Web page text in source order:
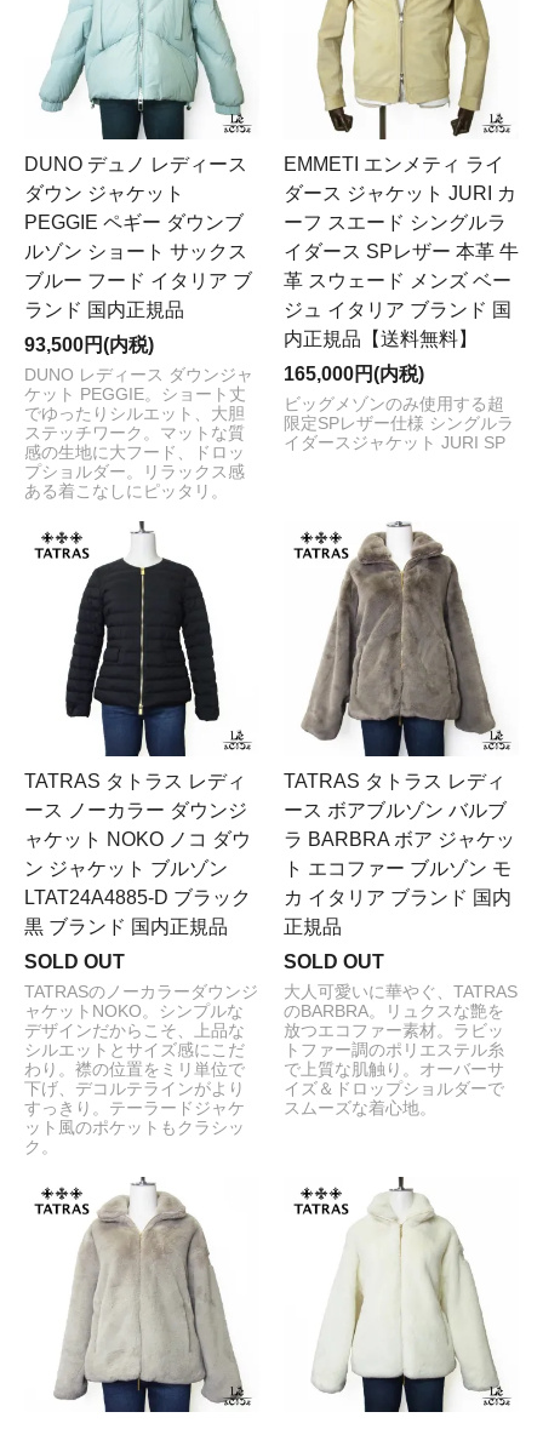
DUNO デュノ レディース
ダウン ジャケット
PEGGIE ペギー ダウンブ
ルゾン ショート サックス
ブルー フード イタリア ブ
ランド 国内正規品
93,500円(内税)
DUNO レディース ダウンジャ
ケット PEGGIE。ショート丈
でゆったりシルエット、大胆
ステッチワーク。マットな質
感の生地に大フード、ドロッ
プショルダー。リラックス感
ある着こなしにピッタリ。
EMMETI エンメティ ライ
ダース ジャケット JURI カ
ーフ スエード シングルラ
イダース SPレザー 本革 牛
革 スウェード メンズ ベー
ジュ イタリア ブランド 国
内正規品【送料無料】
165,000円(内税)
ビッグメゾンのみ使用する超
限定SPレザー仕様 シングルラ
イダースジャケット JURI SP
TATRAS タトラス レディ
ース ノーカラー ダウンジ
ャケット NOKO ノコ ダウ
ン ジャケット ブルゾン
LTAT24A4885-D ブラック
黒 ブランド 国内正規品
SOLD OUT
TATRASのノーカラーダウンジ
ャケットNOKO。シンプルな
デザインだからこそ、上品な
シルエットとサイズ感にこだ
わり。襟の位置をミリ単位で
下げ、デコルテラインがより
すっきり。テーラードジャケ
ット風のポケットもクラシッ
ク。
TATRAS タトラス レディ
ース ボアブルゾン バルブ
ラ BARBRA ボア ジャケッ
ト エコファー ブルゾン モ
カ イタリア ブランド 国内
正規品
SOLD OUT
大人可愛いに華やぐ、TATRAS
のBARBRA。リュクスな艶を
放つエコファー素材。ラビッ
トファー調のポリエステル糸
で上質な肌触り。オーバーサ
イズ＆ドロップショルダーで
スムーズな着心地。